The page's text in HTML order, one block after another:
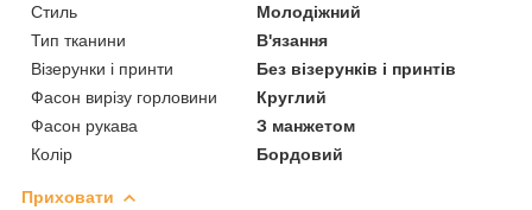
Стиль
Молодіжний
Тип тканини
В'язання
Візерунки і принти
Без візерунків і принтів
Фасон вирізу горловини
Круглий
Фасон рукава
З манжетом
Колір
Бордовий
Приховати